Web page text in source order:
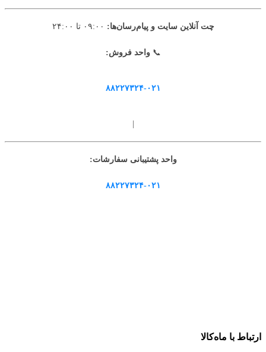
چت آنلاین سایت و پیام‌رسان‌ها:
📞واحد فروش:
۸۸۲۲۷۳۲۴-۰۲۱
واحد پشتیبانی سفارشات:
۸۸۲۲۷۳۲۴-۰۲۱
ارتباط با ماه‌کالا